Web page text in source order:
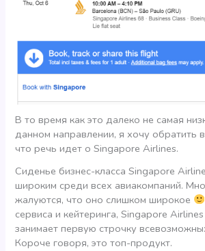
В то время как это далеко не самая
данном направлении, я хочу обратить
что речь идет о Singapore Airlines.
Сиденье бизнес-класса Singapore
широким среди всех авиакомпаний.
жалуются, что оно слишком широкое
сервиса и кейтеринга, Singapore
занимает первую строчку
Короче говоря, это топ-продукт.